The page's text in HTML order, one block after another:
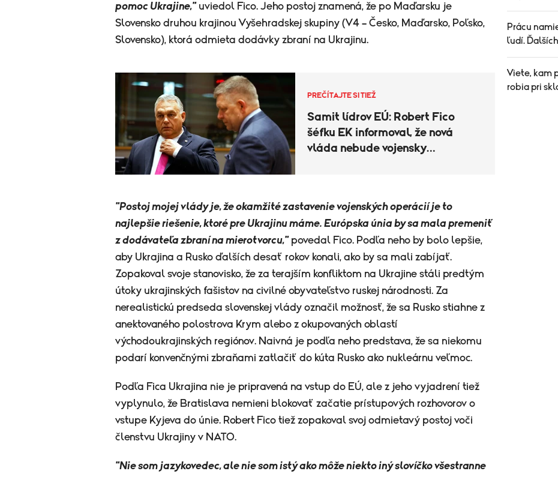
pomoc Ukrajine,"uviedol Fico. Jeho postoj znamená, že po Maďarsku je
Slovensko druhou krajinou Vyšehradskej skupiny (V4 – Česko, Maďarsko, Poľsko,
Slovensko), ktorá odmieta dodávky zbraní na Ukrajinu.
PREČÍTAJTE SI TIEŽ
Samit lídrov EÚ: Robert Fico
šéfku EK informoval, že nová
vláda nebude vojensky
"Postoj mojej vlády je, že okamžité zastavenie vojenských operácií je to
najlepšie riešenie, ktoré pre Ukrajinu máme. Európska únia by sa mala premeniť
z dodávateľa zbraní na mierotvorcu,"povedal Fico. Podľa neho by bolo lepšie,
aby Ukrajina a Rusko ďalších desať rokov konali, ako by sa mali zabíjať.
Zopakoval svoje stanovisko, že za terajším konfliktom na Ukrajine stáli predtým
útoky ukrajinských fašistov na civilné obyvateľstvo ruskej národnosti. Za
nerealistickú predseda slovenskej vlády označil možnosť, že sa Rusko stiahne z
anektovaného polostrova Krym alebo z okupovaných oblastí
východoukrajinských regiónov. Naivná je podľa neho predstava, že sa niekomu
podarí konvenčnými zbraňami zatlačiť do kúta Rusko ako nukleárnu veľmoc.
Podľa Fica Ukrajina nie je pripravená na vstup do EÚ, ale z jeho vyjadrení tiež
vyplynulo, že Bratislava nemieni blokovať začatie prístupových rozhovorov o
vstupe Kyjeva do únie. Robert Fico tiež zopakoval svoj odmietavý postoj voči
členstvu Ukrajiny v NATO.
"Nie som jazykovedec, ale nie som istý ako môže niekto iný slovíčko všestranne
Prácu
ľudí.
Viete, kam
robia pri